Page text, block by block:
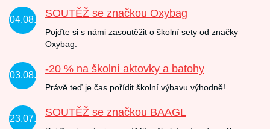
04.08.
SOUTĚŽ se značkou Oxybag
Pojďte si s námi zasoutěžit o školní sety od značky
Oxybag.
03.08.
-20 % na školní aktovky a batohy
Právě teď je čas pořídit školní výbavu výhodně!
23.07.
SOUTĚŽ se značkou BAAGL